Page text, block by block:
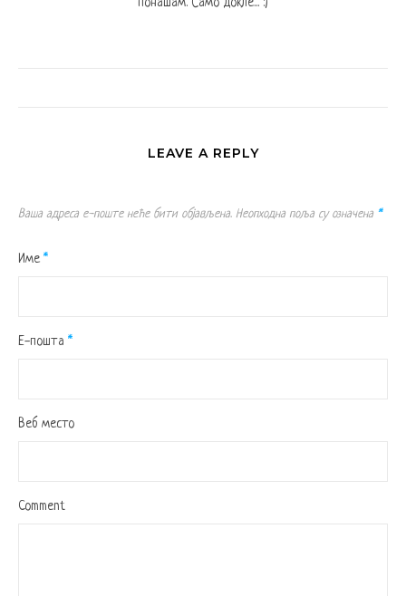
LEAVE A REPLY
Ваша адреса е-поште неће бити објављена. Неопходна поља су означена *
Име *
Е-пошта *
Веб место
Comment